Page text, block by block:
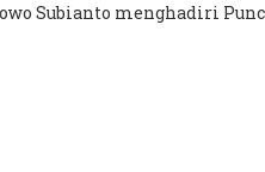
Subianto menghadiri